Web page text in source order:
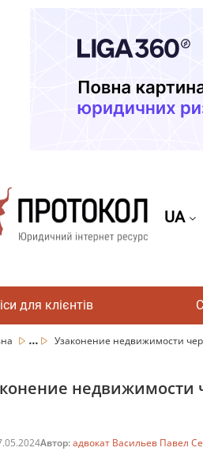
UA
для клієнтів
... Узаконение недвижимости
недвижимости
Автор:адвокат Васильев Павел